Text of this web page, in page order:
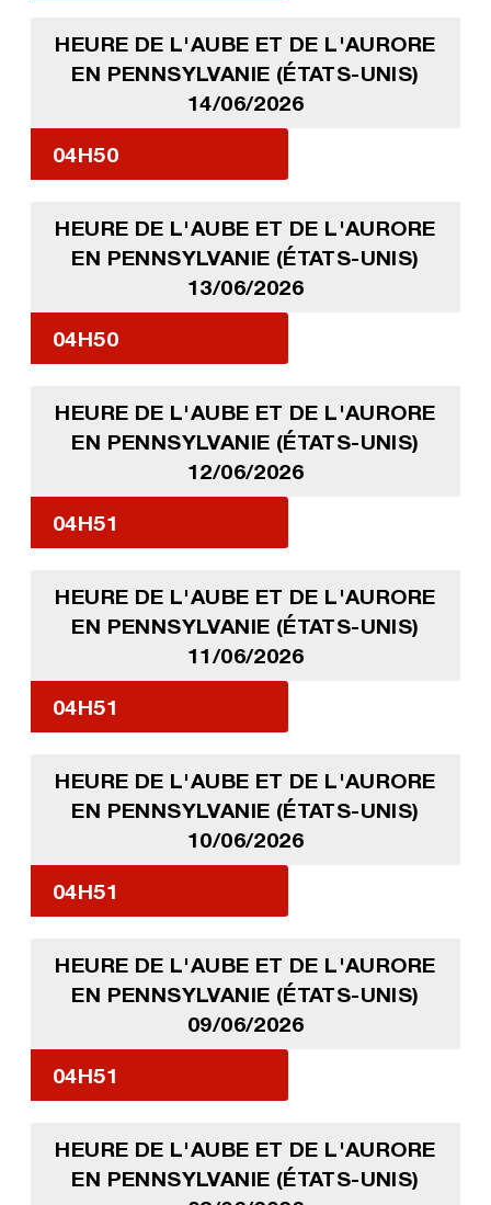
HEURE DE L'AUBE ET DE L'AURORE
EN PENNSYLVANIE (ÉTATS-UNIS)
14/06/2026
04H50
HEURE DE L'AUBE ET DE L'AURORE
EN PENNSYLVANIE (ÉTATS-UNIS)
13/06/2026
04H50
HEURE DE L'AUBE ET DE L'AURORE
EN PENNSYLVANIE (ÉTATS-UNIS)
12/06/2026
04H51
HEURE DE L'AUBE ET DE L'AURORE
EN PENNSYLVANIE (ÉTATS-UNIS)
11/06/2026
04H51
HEURE DE L'AUBE ET DE L'AURORE
EN PENNSYLVANIE (ÉTATS-UNIS)
10/06/2026
04H51
HEURE DE L'AUBE ET DE L'AURORE
EN PENNSYLVANIE (ÉTATS-UNIS)
09/06/2026
04H51
HEURE DE L'AUBE ET DE L'AURORE
EN PENNSYLVANIE (ÉTATS-UNIS)